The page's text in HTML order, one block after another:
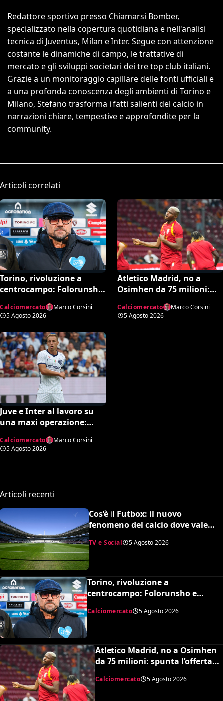
Redattore sportivo presso Chiamarsi Bomber,
specializzato nella copertura quotidiana e nell'analisi
tecnica di Juventus, Milan e Inter. Segue con attenzione
costante le dinamiche di campo, le trattative di
mercato e gli sviluppi societari dei tre top club italiani.
Grazie a un monitoraggio capillare delle fonti ufficiali e
a una profonda conoscenza degli ambienti di Torino e
Milano, Stefano trasforma i fatti salienti del calcio in
narrazioni chiare, tempestive e approfondite per la
community.
Articoli correlati
Torino, rivoluzione a
centrocampo: Folorunsho
lista di Petrachi
Calciomercato
Marco Corsini
5 Agosto 2026
Atletico Madrid, no a
Osimhen da 75 milioni:
Tottenham
Calciomercato
Marco Corsini
5 Agosto 2026
Juve e Inter al lavoro su
una maxi operazione:
nerazzurro, Frattesi a
Torino
Calciomercato
Marco Corsini
5 Agosto 2026
Articoli recenti
Cos’è il Futbox: il nuovo
fenomeno del calcio dove vale
quasi tutto e scoppiano le risse
TV e Social 5 Agosto 2026
Torino, rivoluzione a
centrocampo: Folorunsho e
Sulemana in cima alla lista di
Petrachi
Calciomercato 5 Agosto 2026
Atletico Madrid, no a Osimhen
da 75 milioni: spunta l’offerta
del Tottenham
Calciomercato 5 Agosto 2026